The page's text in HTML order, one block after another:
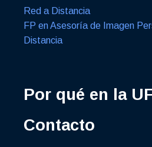
Red a Distancia
FP en Asesoría de Imagen
Distancia
Por qué en la
Contacto